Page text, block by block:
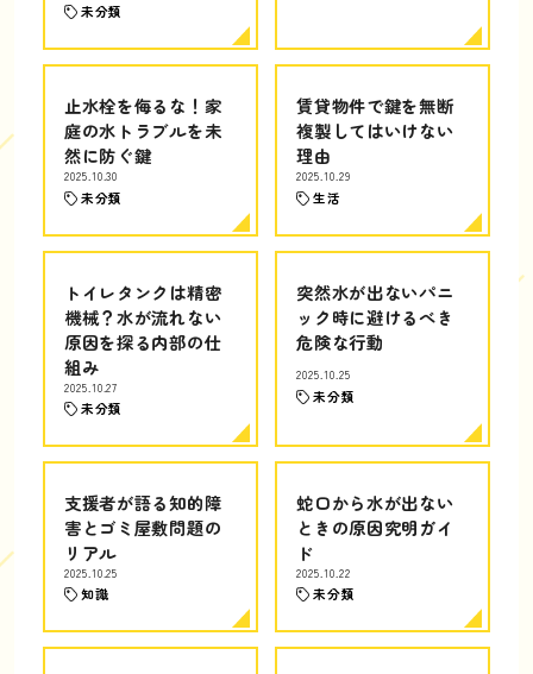
未分類
止水栓を侮るな！家
庭の水トラブルを未
然に防ぐ鍵
2025.10.30
未分類
賃貸物件で鍵を無断
複製してはいけない
理由
2025.10.29
生活
トイレタンクは精密
機械？水が流れない
原因を探る内部の仕
組み
2025.10.27
未分類
突然水が出ないパニ
ック時に避けるべき
危険な行動
2025.10.25
未分類
支援者が語る知的障
害とゴミ屋敷問題の
リアル
2025.10.25
知識
蛇口から水が出ない
ときの原因究明ガイ
ド
2025.10.22
未分類